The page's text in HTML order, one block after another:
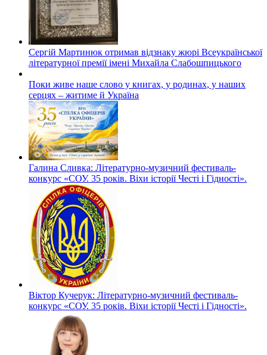
Сергій Мартинюк отримав відзнаку жюрі Всеукраїнської
літературної премії імені Михайла Слабошпицького
Поки живе наше слово у книгах, у родинах, у наших
серцях – житиме й Україна
Галина Сливка: Літературно-музичний фестиваль-
конкурс «СОУ. 35 років. Віхи історії Честі і Гідності».
Віктор Кучерук: Літературно-музичний фестиваль-
конкурс «СОУ. 35 років. Віхи історії Честі і Гідності».